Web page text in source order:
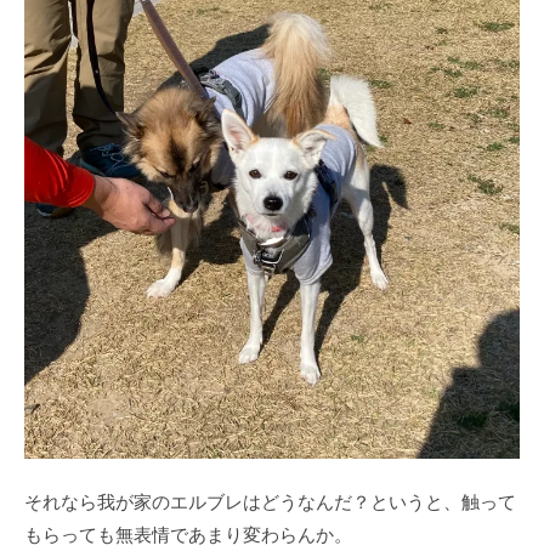
それなら我が家のエルブレはどうなんだ？というと、触って
もらっても無表情であまり変わらんか。